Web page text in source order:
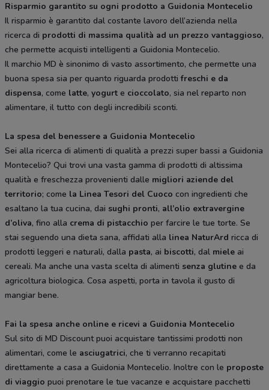
Risparmio garantito su ogni prodotto a Guidonia Montecelio
Il risparmio è garantito dal costante lavoro dell’azienda nella
ricerca di prodotti di massima qualità ad un prezzo vantaggioso,
che permette acquisti intelligenti a Guidonia Montecelio.
Il marchio MD è sinonimo di vasto assortimento, che permette una
buona spesa sia per quanto riguarda prodottifreschi e da
dispensa, come latte, yogurt e cioccolato, sia nel reparto non
alimentare, il tutto con degli incredibili sconti.
La spesa del benessere a Guidonia Montecelio
Sei alla ricerca di alimenti di qualità a prezzi super bassi a Guidonia
Montecelio? Qui trovi una vasta gamma di prodotti di altissima
qualità e freschezza provenienti dalle migliori aziende del
territorio; come la Linea Tesori del Cuoco con ingredienti che
esaltano la tua cucina, dai sughi pronti, all’olio extravergine
d’oliva, fino alla crema di pistacchio per farcire le tue torte. Se
stai seguendo una dieta sana, affidati alla linea NaturArd ricca di
prodotti leggeri e naturali, dalla pasta, ai biscotti, dal miele ai
cereali. Ma anche una vasta scelta di alimenti senza glutine e da
agricoltura biologica. Cosa aspetti, porta in tavola il gusto di
mangiar bene.
Fai la spesa anche online e ricevi a Guidonia Montecelio
Sul sito di MD Discount puoi acquistare tantissimi prodotti non
alimentari, come le asciugatrici, che ti verranno recapitati
direttamente a casa a Guidonia Montecelio. Inoltre con le proposte
di viaggio puoi prenotare le tue vacanze e acquistare pacchetti